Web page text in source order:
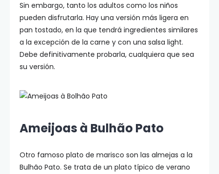
Sin embargo, tanto los adultos como los niños
pueden disfrutarla. Hay una versión más ligera en
pan tostado, en la que tendrá ingredientes similares
a la excepción de la carne y con una salsa light.
Debe definitivamente probarla, cualquiera que sea
su versión.
Ameijoas à Bulhão Pato
Otro famoso plato de marisco son las almejas a la
Bulhão Pato. Se trata de un plato típico de verano